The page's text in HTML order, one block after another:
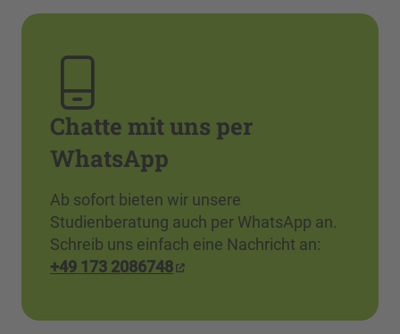
Chatte mit uns per
WhatsApp
Ab sofort bieten wir unsere
Studienberatung auch per WhatsApp an.
Schreib uns einfach eine Nachricht an:
+49 173 2086748